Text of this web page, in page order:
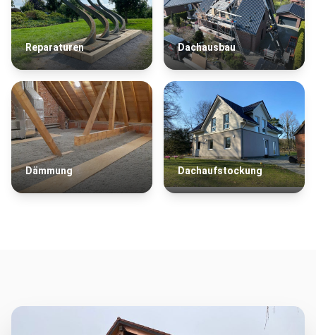
Reparaturen Dachausbau
Dämmung Dachaufstockung